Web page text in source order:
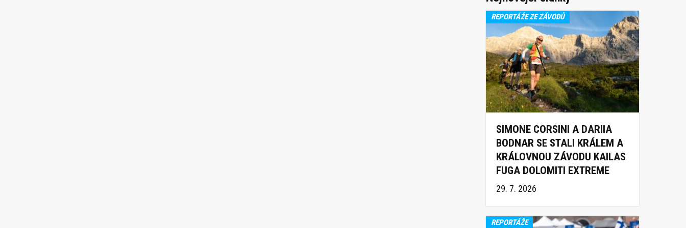
REPORTÁŽE ZE ZÁVODŮ
SIMONE CORSINI A DARIIA
BODNAR SE STALI KRÁLEM A
KRÁLOVNOU ZÁVODU KAILAS
FUGA DOLOMITI EXTREME
TRAIL 2026
29. 7. 2026
REPORTÁŽE